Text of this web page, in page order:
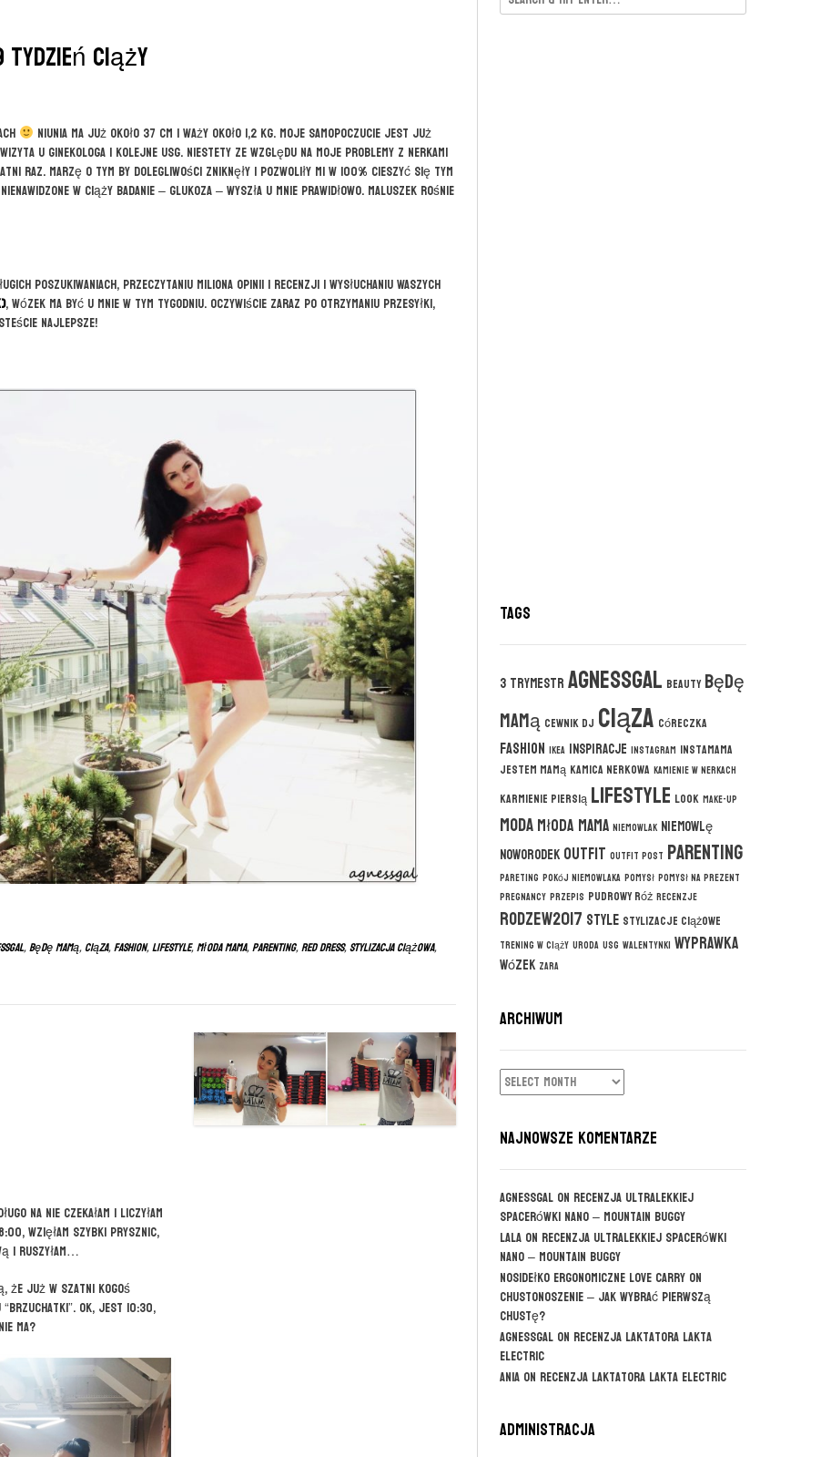
tydzień ciąży
Niunia ma już około 37 cm i waży około 1,2 kg. Moje samopoczucie jest już
u ginekologa i kolejne USG. Niestety ze względu na moje problemy z nerkami
raz. Marzę o tym by dolegliwości zniknęły i pozwoliły mi w 100% cieszyć się tym
w ciąży badanie – glukoza – wyszła u mnie prawidłowo. Maluszek rośnie
poszukiwaniach, przeczytaniu miliona opinii i recenzji i wysłuchaniu Waszych
, wózek ma być u mnie w tym tygodniu. Oczywiście zaraz po otrzymaniu przesyłki,
najlepsze!
,będę mamą,ciąza,fashion,lifestyle,młoda mama,parenting,red dress,stylizacja ciążowa,
na nie czekałam i liczyłam
wzięłam szybki prysznic,
i ruszyłam…
że już w szatni kogoś
“brzuchatki”. Ok, jest 10:30,
ma?
Tags
3 trymestragnessgal beauty będę
mamą cewnik DJ ciąza córeczka
fashion ikea inspiracje instagram instamama
jestem mamą kamica nerkowa kamienie w nerkach
karmienie piersią lifestyle look make-up
modamłoda mama niemowlak niemowlę
noworodek outfit outfit post parenting
pareting pokój niemowlaka pomysł pomysł na prezent
pregnancy przepis pudrowy róż recenzje
rodzew2017 style stylizacje ciążowe
trening w ciąży uroda usg walentynki wyprawka
wózek zara
ARCHIWUM
ARCHIWUM
NAJNOWSZE KOMENTARZE
agnessgalon Recenzja ultralekkiej
spacerówki Nano – Mountain Buggy
Lalaon Recenzja ultralekkiej spacerówki
Nano – Mountain Buggy
Nosidełko ergonomiczne Love Carryon
CHUSTONOSZENIE – jak wybrać pierwszą
chustę?
agnessgalon Recenzja laktatora Lakta
Electric
Aniaon Recenzja laktatora Lakta Electric
Administracja